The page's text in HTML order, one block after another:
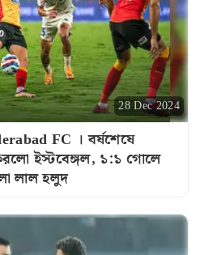
28 Dec 2024
FC । বর্ষশেষে
ইস্টবেঙ্গল, ১:১ গোলে
লাল হলুদ